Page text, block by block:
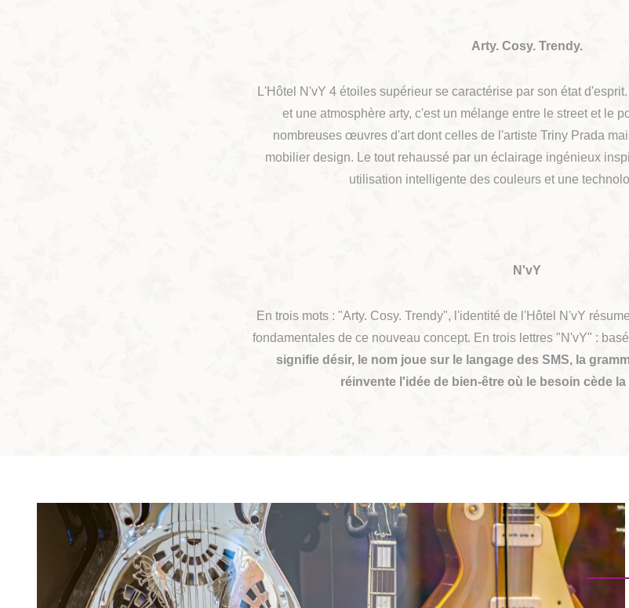
Arty. Cosy. Trendy.
L'Hôtel N'vY 4 étoiles supérieur se caractérise par son état
et une atmosphère arty, c'est un mélange entre le street et le
nombreuses œuvres d'art dont celles de l'artiste Triny Prada
mobilier design. Le tout rehaussé par un éclairage ingénieux
utilisation intelligente des couleurs et une
N'vY
En trois mots : "Arty. Cosy. Trendy", l'identité de l'Hôtel N'vY
fondamentales de ce nouveau concept. En trois lettres "N'vY" :
signifie désir, le nom joue sur le langage des SMS, la
réinvente l'idée de bien-être où le besoin cède la